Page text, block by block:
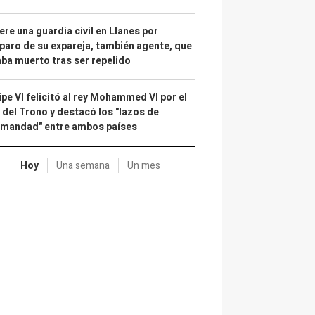
una guardia civil en Llanes por
de su expareja, también agente, que
muerto tras ser repelido
VI felicitó al rey Mohammed VI por el
del Trono y destacó los "lazos de
entre ambos países
Hoy Una semana Un mes